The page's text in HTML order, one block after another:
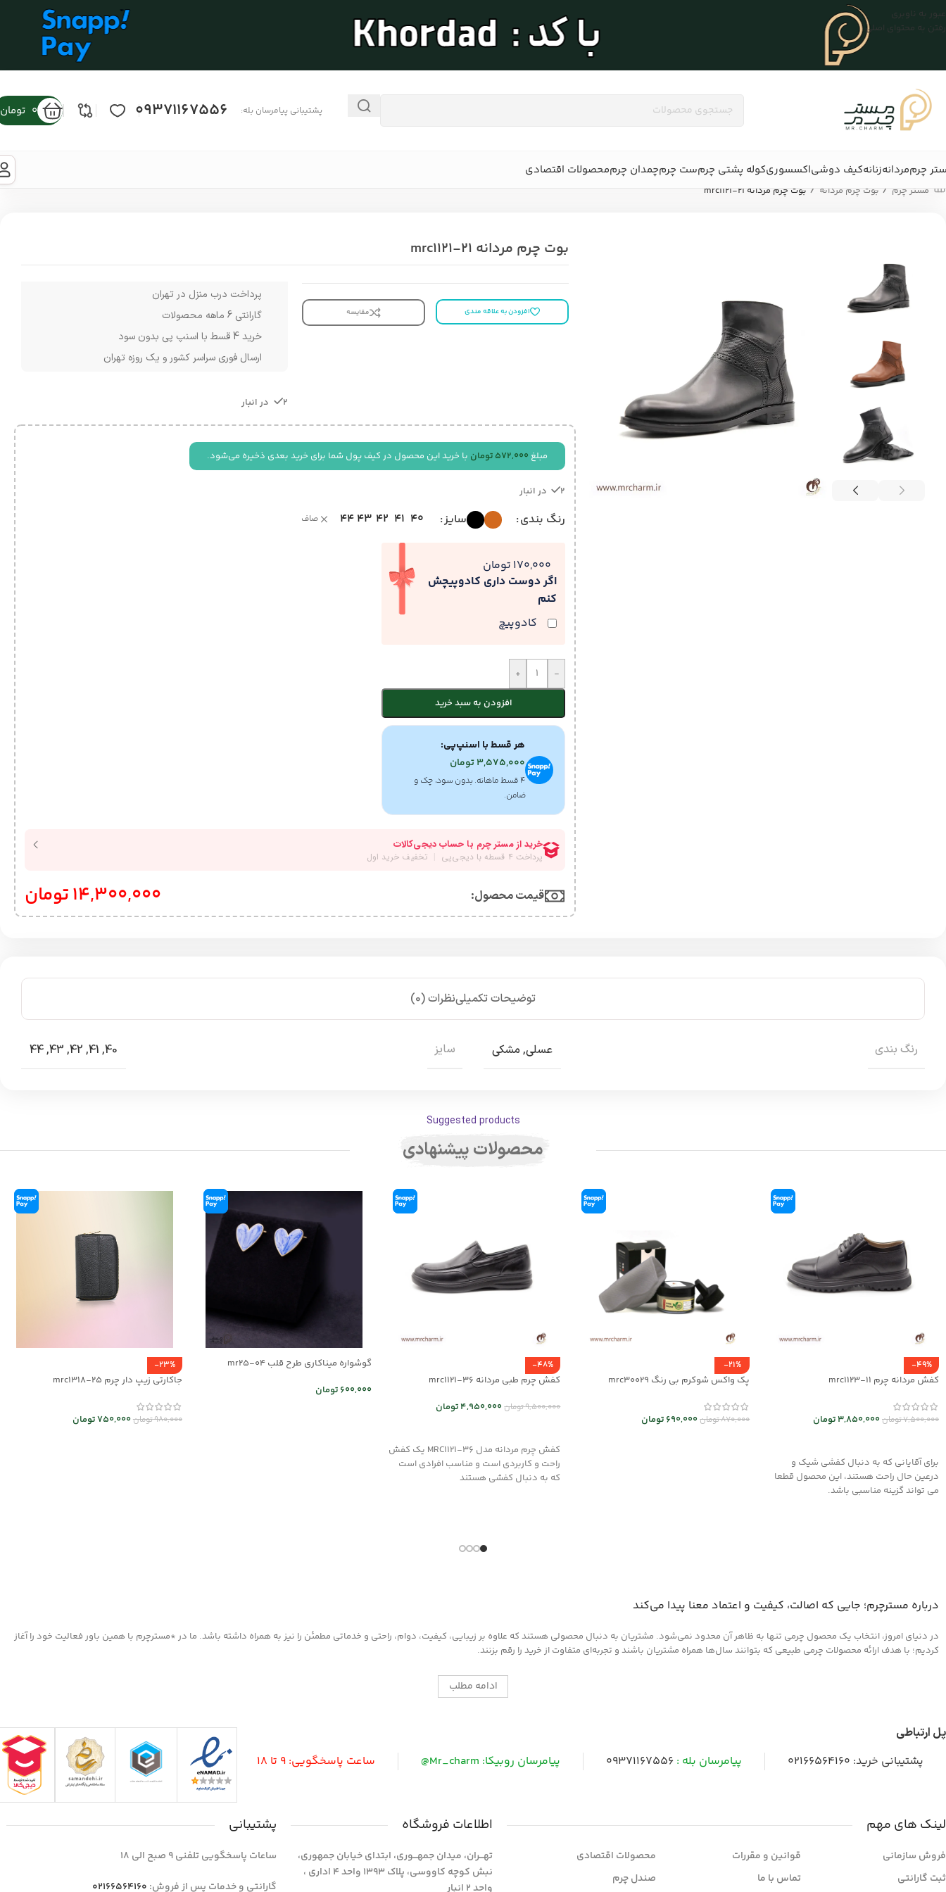
عبور به ناوبری
رفتن به محتوای اصلی
پشتیبانی پیامرسان بله: 09371167556
0 تومان
چرممردانهزنانهکیف دوشیاکسسوریکوله پشتی چرمست چرمچمدان چرممحصولات اقتصادی
مستر چرم / بوت چرم مردانه / بوت چرم مردانه mrc1121-21
بوت چرم مردانه mrc1121-21
افزودن به علاقه مندی مقایسه
پرداخت درب منزل در تهران
گارانتی 6 ماهه محصولات
خرید 4 قسط با اسنپ پی بدون سود
ارسال فوری سراسر کشور و یک روزه تهران
2 در انبار
مبلغ 572,000 تومان با خرید این محصول در کیف پول شما برای خرید بعدی ذخیره می‌شود.
2 در انبار
رنگ بندی سایز 40
41
42
43
44 صاف
اگر دوست داری کادوپیچش
کنم
کادوپیچ
170,000 تومان
-
+
افزودن به سبد خرید
هر قسط با اسنپ‌پی:
3,575,000تومان
۴ قسط ماهانه. بدون سود، چک و
ضامن.
قیمت محصول:​ 14,300,000تومان
توضیحات تکمیلینظرات (0)
رنگ بندی عسلی, مشکی سایز 40
,
41
,
42
,
43
,
44
Suggested products
محصولات پیشنهادی
-49%
کفش مردانه چرم mrc1123-11
7,500,000تومان3,850,000تومان
برای آقایانی که به دنبال کفشی شیک و
درعین حال راحت هستند، این محصول قطعا
می تواند گزینه مناسبی باشد.
-21%
پک واکس شوکرم بی رنگ mrc30029
870,000تومان690,000 تومان
-48%
کفش چرم طبی مردانه mrc1121-36
9,500,000تومان4,950,000تومان
کفش چرم مردانه مدل MRC1121-36 یک کفش
راحت و کاربردی است و مناسب افرادی است
که به دنبال کفشی هستند
گوشواره میناکاری طرح قلب mr25-04
600,000 تومان
-23%
جاکارتی زیپ دار چرم mrc1318-25
980,000تومان750,000تومان
درباره مسترچرم؛ جایی که اصالت، کیفیت و اعتماد معنا پیدا می‌کند
در دنیای امروز، انتخاب یک محصول چرمی تنها به ظاهر آن محدود نمی‌شود. مشتریان به دنبال محصولی هستند که علاوه بر زیبایی، کیفیت، دوام، راحتی و خدماتی مطمئن را نیز به همراه داشته باشد. ما در *مسترچرم با همین باور فعالیت خود را آغاز
کردیم؛ با هدف ارائه محصولات چرمی طبیعی که بتوانند سال‌ها همراه مشتریان باشند و تجربه‌ای متفاوت از خرید را رقم بزنند.
ادامه مطلب
پل ارتباطی
پشتیبانی خرید: 02166564160 پیامرسان بله : 09371167556 پیامرسان روبیکا: Mr_charm@ ساعت پاسخگویی: 9 تا 18
لینک های مهم
فروش سازمانی
ثبت گارانتی
قوانین و مقررات
تماس با ما
محصولات اقتصادی
صندل چرم
اطلاعات فروشگاه
تهـــران، میدان جمهـــوری، ابتدای خیابان جمهوری،
نبش کوچه کاووسی، پلاک 1393 واحد 4 اداری ،
واحد 2 انبار
پشتیبانی
ساعات پاسخگویی تلفنی 9 صبح الی 18
گارانتی و خدمات پس از فروش: 02166564160